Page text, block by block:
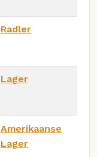
Radler
Lager
Amerikaanse
Lager